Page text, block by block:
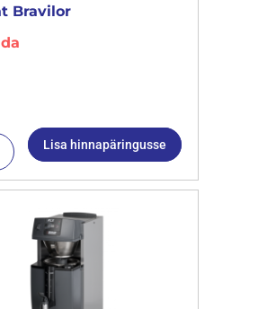
Bravilor
Lisa hinnapäringusse